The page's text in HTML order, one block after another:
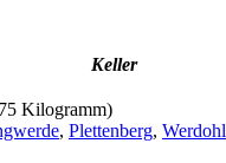
Keller
Kilogramm)
, Plettenberg, Werdohl